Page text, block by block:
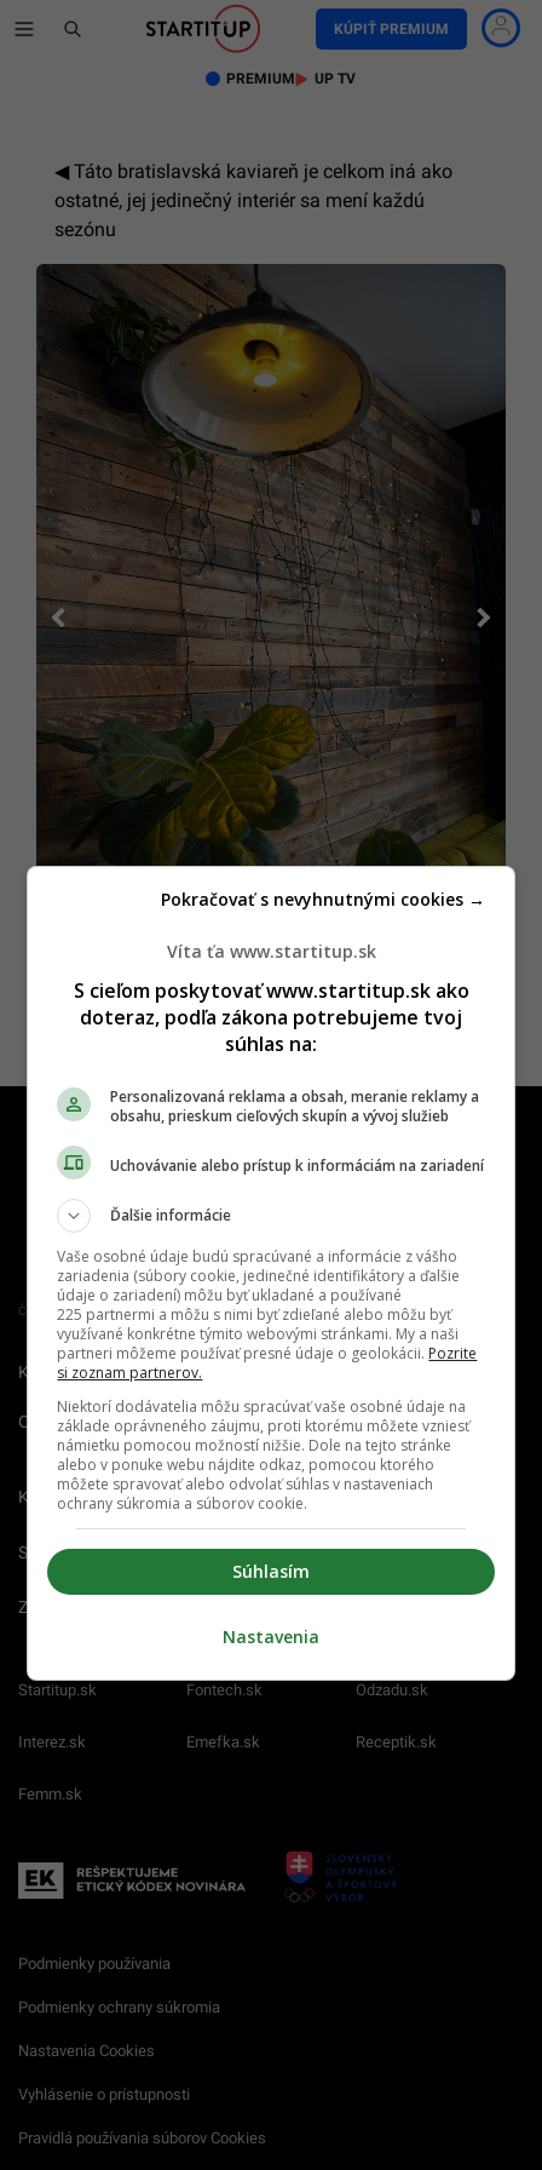
KÚPIŤ PREMIUM
PREMIUM UP TV
Táto bratislavská kaviareň je celkom iná ako
ostatné, jej jedinečný interiér sa mení každú
sezónu
zdroj: Startitup
Člen združenia IAB Slovakia
Kontakt Inzercia
O nás Redakcia
Nahlásiť
chybu
Kariéra
Spravovať notifikácie
Zrušiť predplatné
Startitup.sk Fontech.sk Odzadu.sk
Interez.sk Emefka.sk Receptik.sk
Femm.sk
Podmienky používania
Podmienky ochrany súkromia
Nastavenia Cookies
Vyhlásenie o prístupnosti
Pravidlá používania súborov Cookies
Víta ťa www.startitup.sk
S cieľom poskytovať www.startitup.sk ako
doteraz, podľa zákona potrebujeme tvoj
súhlas na:
Personalizovaná reklama a obsah, meranie reklamy a
obsahu, prieskum cieľových skupín a vývoj služieb
Uchovávanie alebo prístup k informáciám na zariadení
Ďalšie informácie
Vaše osobné údaje budú spracúvané a informácie z vášho
zariadenia (súbory cookie, jedinečné identifikátory a ďalšie
údaje o zariadení) môžu byť ukladané a používané
225 partnermi a môžu s nimi byť zdieľané alebo môžu byť
využívané konkrétne týmito webovými stránkami. My a naši
partneri môžeme používať presné údaje o geolokácii. Pozrite
si zoznam partnerov.
Niektorí dodávatelia môžu spracúvať vaše osobné údaje na
základe oprávneného záujmu, proti ktorému môžete vzniesť
námietku pomocou možností nižšie. Dole na tejto stránke
alebo v ponuke webu nájdite odkaz, pomocou ktorého
môžete spravovať alebo odvolať súhlas v nastaveniach
ochrany súkromia a súborov cookie.
Súhlasím
Pokračovať s nevyhnutnými cookies →
Nastavenia